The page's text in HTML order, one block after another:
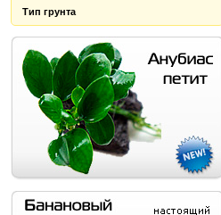
Тип грунта